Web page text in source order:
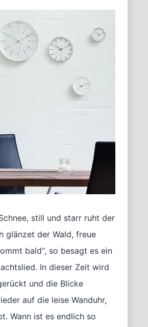
still und starr ruht der
glänzet der Wald, freue
bald“, so besagt es ein
In dieser Zeit wird
und die Blicke
auf die leise Wanduhr,
Wann ist es endlich so